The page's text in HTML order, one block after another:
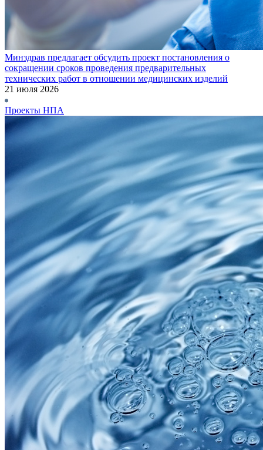
Минздрав предлагает обсудить проект постановления о
сокращении сроков проведения предварительных
технических работ в отношении медицинских изделий
21 июля 2026
Проекты НПА